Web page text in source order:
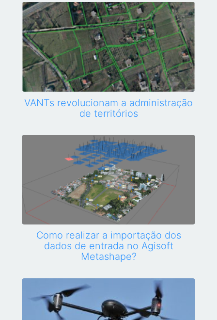
VANTs revolucionam a administração
de territórios
Como realizar a importação dos
dados de entrada no Agisoft
Metashape?